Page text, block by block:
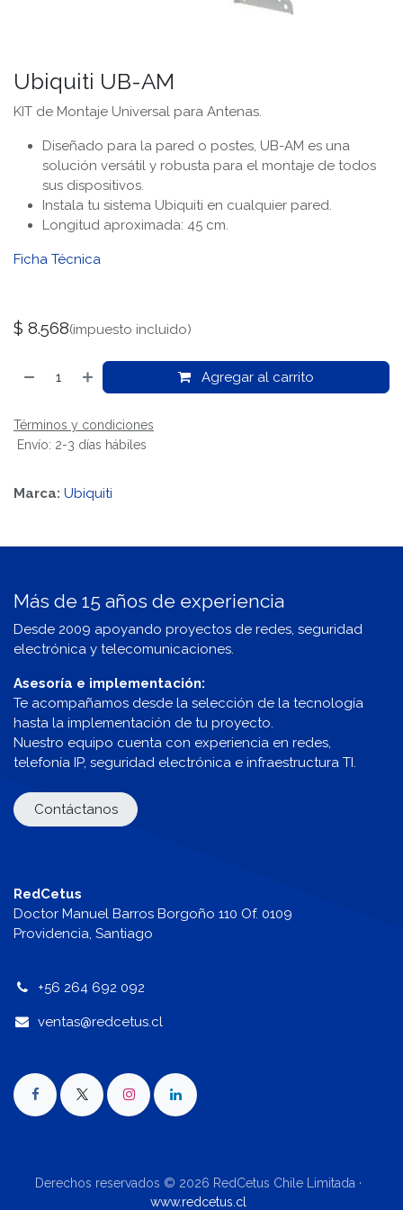
Ubiquiti UB-AM
KIT de Montaje Universal para Antenas.
Diseñado para la pared o postes, UB-AM es una
solución versátil y robusta para el montaje de todos
sus dispositivos.
Instala tu sistema Ubiquiti en cualquier pared.
Longitud aproximada: 45 cm.
Ficha Técnica
$ 8.568(impuesto incluido)
Agregar al carrito
Términos y condiciones
Envío: 2-3 días hábiles
Marca: Ubiquiti
Más de 15 años de experiencia
Desde 2009 apoyando proyectos de redes, seguridad
electrónica y telecomunicaciones.
Asesoría e implementación:
Te acompañamos desde la selección de la tecnología
hasta la implementación de tu proyecto.
Nuestro equipo cuenta con experiencia en redes,
telefonía IP, seguridad electrónica e infraestructura TI.
Contáctanos
RedCetus
Doctor Manuel Barros Borgoño 110 Of. 0109
Providencia, Santiago
+56 264 692 092
ventas@redcetus.cl
Derechos reservados © 2026 RedCetus Chile Limitada ·
www.redcetus.cl